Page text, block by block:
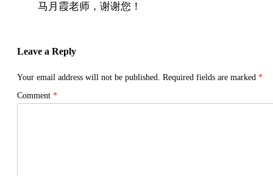
马月霞老师，谢谢您！
Leave a Reply
Your email address will not be published. Required fields are marked *
Comment *